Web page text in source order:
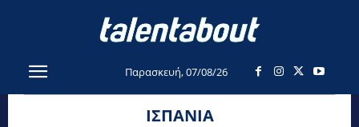
Παρασκευή, 07/08/26
ΙΣΠΑΝΊΑ